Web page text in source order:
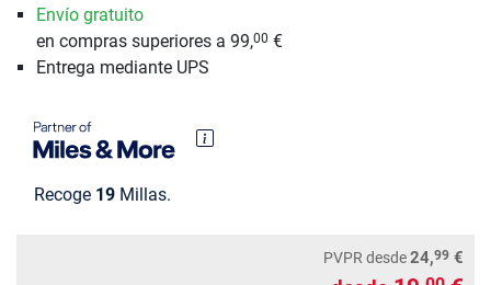
Envío gratuito
en compras superiores a 99,00 €
Entrega mediante UPS
Recoge 19 Millas.
PVPR desde24,99 €